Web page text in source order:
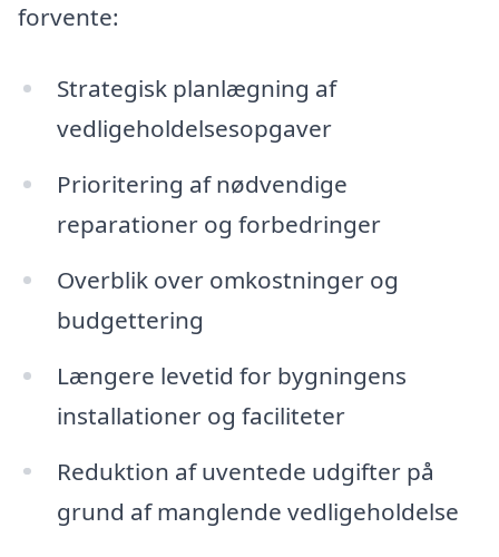
forvente:
Strategisk planlægning af
vedligeholdelsesopgaver
Prioritering af nødvendige
reparationer og forbedringer
Overblik over omkostninger og
budgettering
Længere levetid for bygningens
installationer og faciliteter
Reduktion af uventede udgifter på
grund af manglende vedligeholdelse